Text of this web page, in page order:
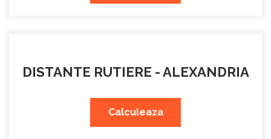
DISTANTE RUTIERE - ALEXANDRIA
Calculeaza